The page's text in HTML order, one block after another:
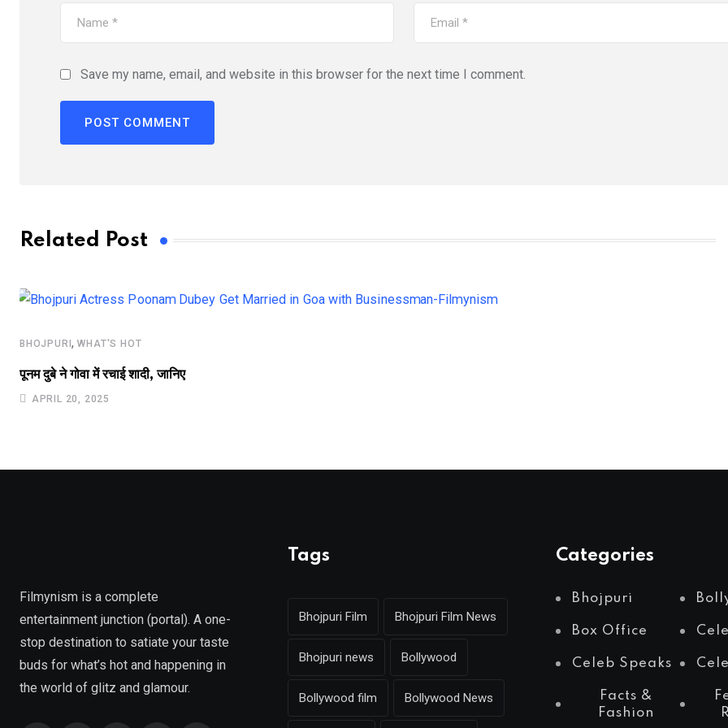
Save my name, email, and website in this browser for the next time I comment.
Related Post
BHOJPURI,WHAT'S HOT
पूनम दुबे ने गोवा में रचाई शादी, जानिए
APRIL 20, 2025
Filmynism is a complete
entertainment junction (portal). A one-
stop destination to satiate your taste
buds for what’s hot and happening in
the world of glitz and glamour.
Tags
Bhojpuri Film Bhojpuri Film News
Bhojpuri news Bollywood
Bollywood film Bollywood News
Categories
Bhojpuri
Box Office
Celeb Speaks
Facts &
Fashion